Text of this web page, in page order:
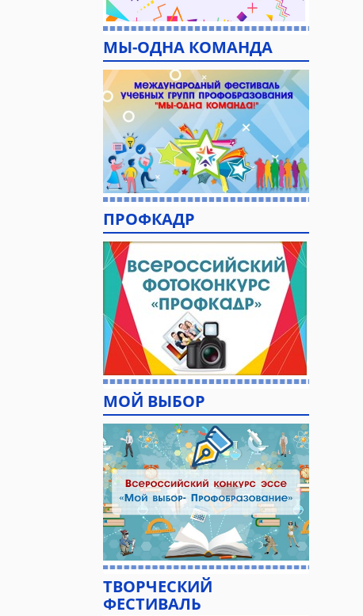
МЫ-ОДНА КОМАНДА
ПРОФКАДР
МОЙ ВЫБОР
ТВОРЧЕСКИЙ
ФЕСТИВАЛЬ